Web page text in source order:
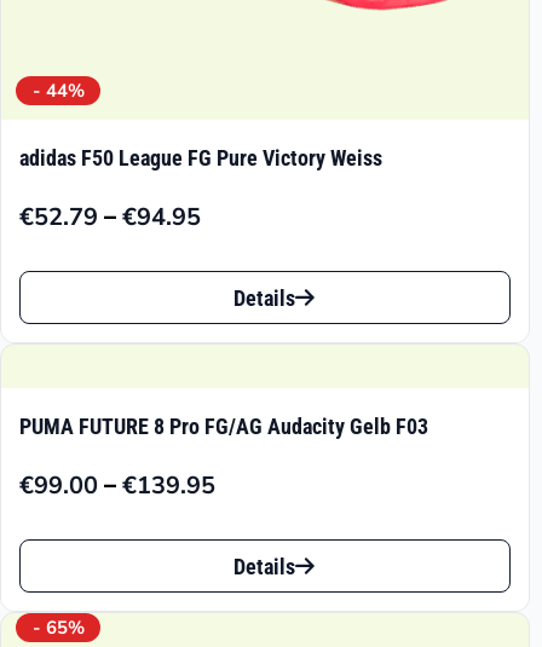
- 44%
adidas F50 League FG Pure Victory Weiss
€52.79 –€94.95
Preisspanne:
€52.79
€94.95
Dieses
Produkt
auf.
Die
Optionen
können
Details
PUMA FUTURE 8 Pro FG/AG Audacity Gelb F03
€99.00–€139.95
Preisspanne:
€99.00
€139.95
Dieses
Produkt
weist
Details
- 65%